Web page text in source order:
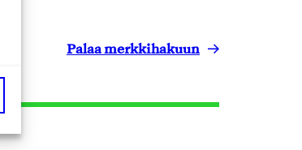
Palaa merkkihakuun